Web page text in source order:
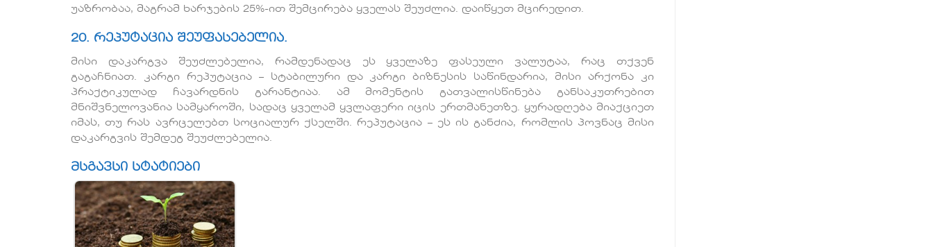
უაზრობაა, მაგრამ ხარჯების 25%-ით შემცირება ყველას შეუძლია. დაიწყეთ მცირედით.
20. რეპუტაცია შეუფასებელია.
მისი დაკარგვა შეუძლებელია, რამდენადაც ეს ყველაზე ფასეული ვალუტაა, რაც თქვენ
გაგაჩნიათ. კარგი რეპუტაცია – სტაბილური და კარგი ბიზნესის საწინდარია, მისი არქონა კი
პრაქტიკულად ჩავარდნის გარანტიაა. ამ მომენტის გათვალისწინება განსაკუთრებით
მნიშვნელოვანია სამყაროში, სადაც ყველამ ყვლაფერი იცის ერთმანეთზე. ყურადღება მიაქციეთ
იმას, თუ რას ავრცელებთ სოციალურ ქსელში. რეპუტაცია – ეს ის განძია, რომლის პოვნაც მისი
დაკარგვის შემდეგ შეუძლებელია.
მსგავსი სტატიები